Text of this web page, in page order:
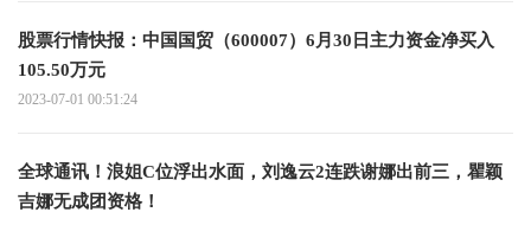
股票行情快报：中国国贸（600007）6月30日主力资金净买入
105.50万元
2023-07-01 00:51:24
全球通讯！浪姐C位浮出水面，刘逸云2连跌谢娜出前三，瞿颖
吉娜无成团资格！